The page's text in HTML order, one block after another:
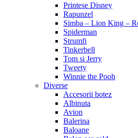
Printese Disney
Rapunzel
Simba – Lion King –
Spiderman
Strumfi
Tinkerbell
Tom si Jerry
Tweety
Winnie the Pooh
Diverse
Accesorii botez
Albinuta
Avion
Balerina
Baloane